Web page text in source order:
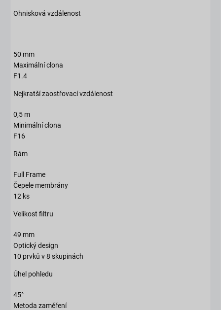
Ohnisková vzdálenost
50 mm
Maximální clona
F1.4
Nejkratší zaostřovací vzdálenost
0,5 m
Minimální clona
F16
Rám
Full Frame
Čepele membrány
12 ks
Velikost filtru
49 mm
Optický design
10 prvků v 8 skupinách
Úhel pohledu
45°
Metoda zaměření